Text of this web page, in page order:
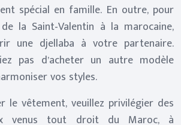
spécial en famille. En outre, pour
la Saint-Valentin à la marocaine,
une djellaba à votre partenaire.
pas d’acheter un autre modèle
vos styles.
le vêtement, veuillez privilégier des
venus tout droit du Maroc, à